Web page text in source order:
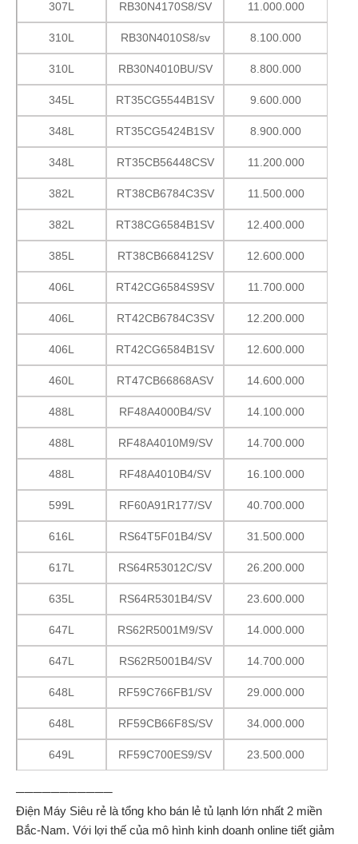
307L RB30N4170S8/SV 11.000.000
310L RB30N4010S8/sv 8.100.000
310L RB30N4010BU/SV 8.800.000
345L RT35CG5544B1SV 9.600.000
348L RT35CG5424B1SV 8.900.000
348L RT35CB56448CSV 11.200.000
382L RT38CB6784C3SV 11.500.000
382L RT38CG6584B1SV 12.400.000
385L RT38CB668412SV 12.600.000
406L RT42CG6584S9SV 11.700.000
406L RT42CB6784C3SV 12.200.000
406L RT42CG6584B1SV 12.600.000
460L RT47CB66868ASV 14.600.000
488L RF48A4000B4/SV 14.100.000
488L RF48A4010M9/SV 14.700.000
488L RF48A4010B4/SV 16.100.000
599L RF60A91R177/SV 40.700.000
616L RS64T5F01B4/SV 31.500.000
617L RS64R53012C/SV 26.200.000
635L RS64R5301B4/SV 23.600.000
647L RS62R5001M9/SV 14.000.000
647L RS62R5001B4/SV 14.700.000
648L RF59C766FB1/SV 29.000.000
648L RF59CB66F8S/SV 34.000.000
649L RF59C700ES9/SV 23.500.000
───────────
Điện Máy Siêu rẻ là tổng kho bán lẻ tủ lạnh lớn nhất 2 miền
Bắc-Nam. Với lợi thế của mô hình kinh doanh online tiết giảm